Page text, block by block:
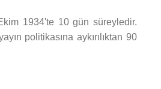
1934'te 10 gün süreyledir.
politikasına aykırılıktan 90